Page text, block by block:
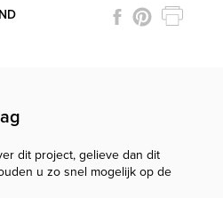
dit project, gelieve dan dit
u zo snel mogelijk op de